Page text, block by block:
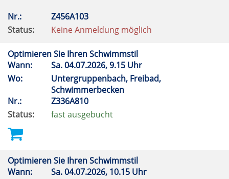
Nr.:
Z456A103
Status:
Keine Anmeldung möglich
Optimieren Sie Ihren Schwimmstil
Wann:
Sa.04.07.2026, 9.15 Uhr
Wo:
Untergruppenbach, Freibad,
Schwimmerbecken
Nr.:
Z336A810
Status:
fast ausgebucht
Optimieren Sie Ihren Schwimmstil
Wann:
Sa.04.07.2026, 10.15 Uhr